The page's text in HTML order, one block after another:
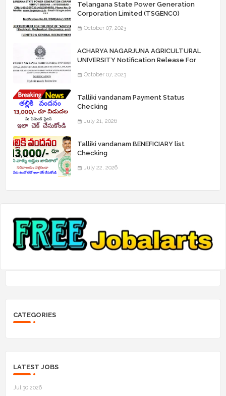
Telangana State Power Generation
Corporation Limited (TSGENCO)
“Assistant Engineers" Posts
October 07, 2023
ACHARYA NAGARJUNA AGRICULTURAL
UNIVERSITY Notification Release For
October 07, 2023
Talliki vandanam Payment Status
Checking
July 21, 2026
Talliki vandanam BENEFICIARY list
Checking
July 22, 2026
CATEGORIES
LATEST JOBS
Jul 30 2026